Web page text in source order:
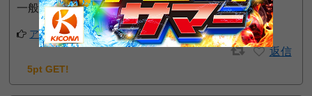
一般的かと思われます。)
アプリでフォローする
返信
5pt GET!